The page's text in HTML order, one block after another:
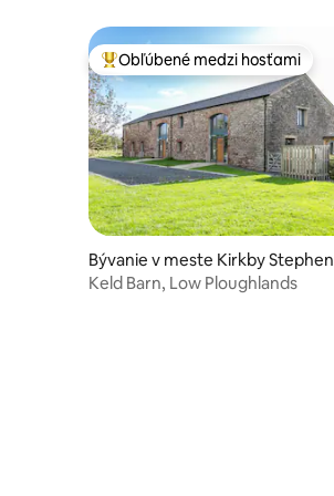
Najobľúbenejšie medzi hosťami
Obľúbené medzi hosťami
Bývanie v meste Kirkby Stephen
Keld Barn, Low Ploughlands